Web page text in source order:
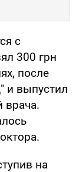
с
300 грн
после
и выпустил
врача.
на